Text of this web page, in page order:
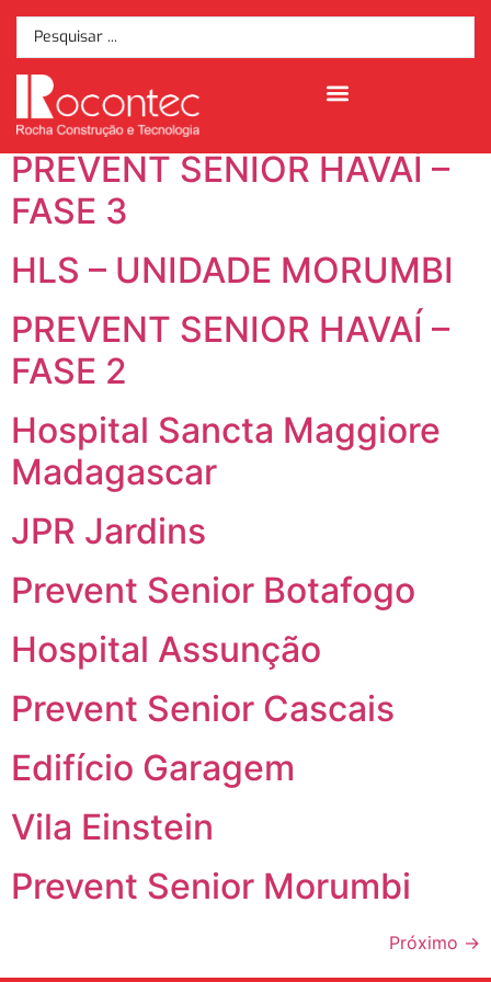
Tipo da Obra:Saúde
Prevent Senior Mônaco
PREVENT SENIOR HAVAÍ –
FASE 3
HLS – UNIDADE MORUMBI
PREVENT SENIOR HAVAÍ –
FASE 2
Hospital Sancta Maggiore
Madagascar
JPR Jardins
Prevent Senior Botafogo
Hospital Assunção
Prevent Senior Cascais
Edifício Garagem
Vila Einstein
Prevent Senior Morumbi
Próximo →